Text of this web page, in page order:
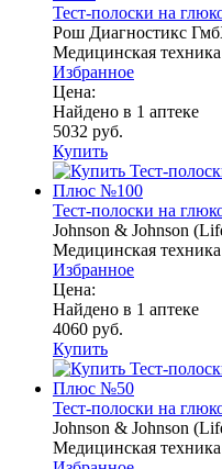
Тест-полоски на
Рош Диагностикс
Медицинская техника
Избранное
Цена:
Найдено в 1 аптеке
5032 руб.
Купить
Тест-полоски на
Johnson & Johnson
Медицинская техника
Избранное
Цена:
Найдено в 1 аптеке
4060 руб.
Купить
Тест-полоски на
Johnson & Johnson
Медицинская техника